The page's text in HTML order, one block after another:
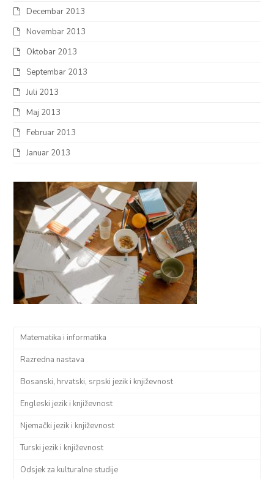
Decembar 2013
Novembar 2013
Oktobar 2013
Septembar 2013
Juli 2013
Maj 2013
Februar 2013
Januar 2013
Matematika i informatika
Razredna nastava
Bosanski, hrvatski, srpski jezik i književnost
Engleski jezik i književnost
Njemački jezik i književnost
Turski jezik i književnost
Odsjek za kulturalne studije